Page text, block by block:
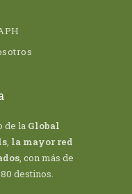
de la Global
, la mayor red
, con más de
destinos.